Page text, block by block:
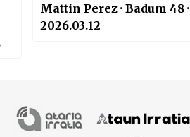
Mattin Perez · Badum 48 ·
2026.03.12